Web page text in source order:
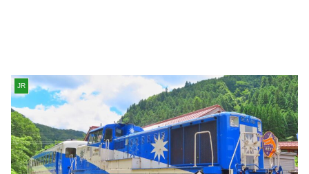
JR